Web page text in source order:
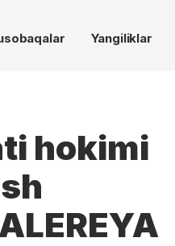
Yangiliklar
hokimi